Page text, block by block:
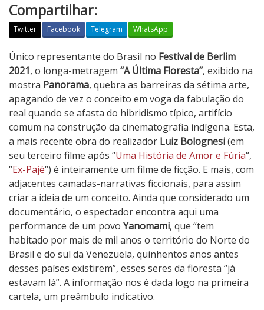
Compartilhar:
Twitter Facebook Telegram WhatsApp
A
Ú
l
t
i
m
a
F
l
o
r
e
s
t
a
Único representante do Brasil no Festival de Berlim
2021, o longa-metragem “A Última Floresta”, exibido na
mostra Panorama, quebra as barreiras da sétima arte,
apagando de vez o conceito em voga da fabulação do
real quando se afasta do hibridismo típico, artifício
comum na construção da cinematografia indígena. Esta,
a mais recente obra do realizador Luiz Bolognesi(em
seu terceiro filme após “Uma História de Amor e Fúria“,
“Ex-Pajé“) é inteiramente um filme de ficção. E mais, com
adjacentes camadas-narrativas ficcionais, para assim
criar a ideia de um conceito. Ainda que considerado um
documentário, o espectador encontra aqui uma
performance de um povo Yanomami, que “tem
habitado por mais de mil anos o território do Norte do
Brasil e do sul da Venezuela, quinhentos anos antes
desses países existirem”, esses seres da floresta “já
estavam lá”. A informação nos é dada logo na primeira
cartela, um preâmbulo indicativo.